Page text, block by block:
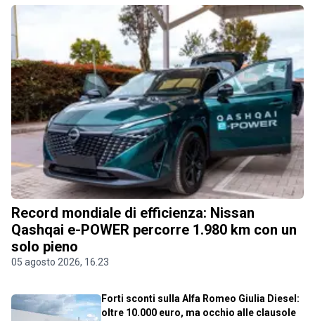
Record mondiale di efficienza: Nissan
Qashqai e-POWER percorre 1.980 km con un
solo pieno
05 agosto 2026, 16.23
Forti sconti sulla Alfa Romeo Giulia Diesel:
oltre 10.000 euro, ma occhio alle clausole